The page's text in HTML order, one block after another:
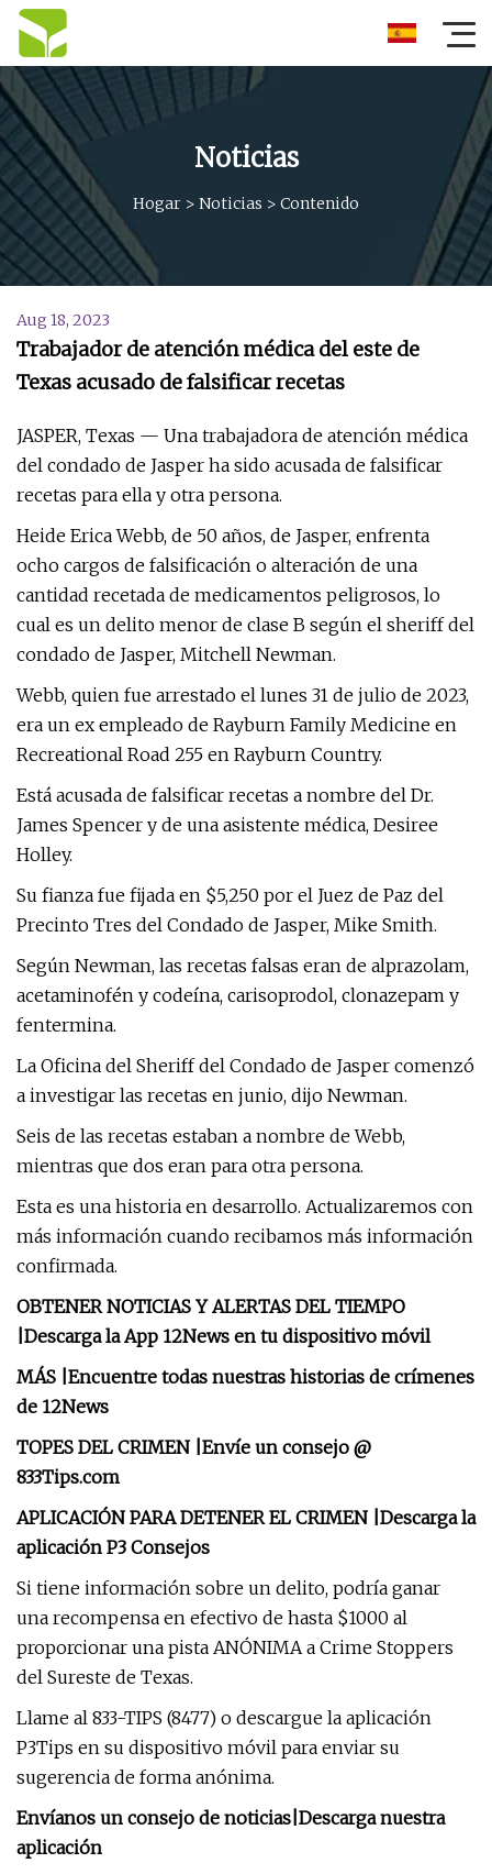
Noticias
Hogar > Noticias > Contenido
Aug 18, 2023
Trabajador de atención médica del este de
Texas acusado de falsificar recetas
JASPER, Texas — Una trabajadora de atención médica
del condado de Jasper ha sido acusada de falsificar
recetas para ella y otra persona.
Heide Erica Webb, de 50 años, de Jasper, enfrenta
ocho cargos de falsificación o alteración de una
cantidad recetada de medicamentos peligrosos, lo
cual es un delito menor de clase B según el sheriff del
condado de Jasper, Mitchell Newman.
Webb, quien fue arrestado el lunes 31 de julio de 2023,
era un ex empleado de Rayburn Family Medicine en
Recreational Road 255 en Rayburn Country.
Está acusada de falsificar recetas a nombre del Dr.
James Spencer y de una asistente médica, Desiree
Holley.
Su fianza fue fijada en $5,250 por el Juez de Paz del
Precinto Tres del Condado de Jasper, Mike Smith.
Según Newman, las recetas falsas eran de alprazolam,
acetaminofén y codeína, carisoprodol, clonazepam y
fentermina.
La Oficina del Sheriff del Condado de Jasper comenzó
a investigar las recetas en junio, dijo Newman.
Seis de las recetas estaban a nombre de Webb,
mientras que dos eran para otra persona.
Esta es una historia en desarrollo. Actualizaremos con
más información cuando recibamos más información
confirmada.
OBTENER NOTICIAS Y ALERTAS DEL TIEMPO
Descarga la App 12News en tu dispositivo móvil
MÁS | Encuentre todas nuestras historias de crímenes
de 12News
TOPES DEL CRIMEN | Envíe un consejo @
833Tips.com
APLICACIÓN PARA DETENER EL CRIMEN | Descarga la
aplicación P3 Consejos
Si tiene información sobre un delito, podría ganar
una recompensa en efectivo de hasta $1000 al
proporcionar una pista ANÓNIMA a Crime Stoppers
del Sureste de Texas.
Llame al 833-TIPS (8477) o descargue la aplicación
P3Tips en su dispositivo móvil para enviar su
sugerencia de forma anónima.
Envíanos un consejo de noticias Descarga nuestra
aplicación